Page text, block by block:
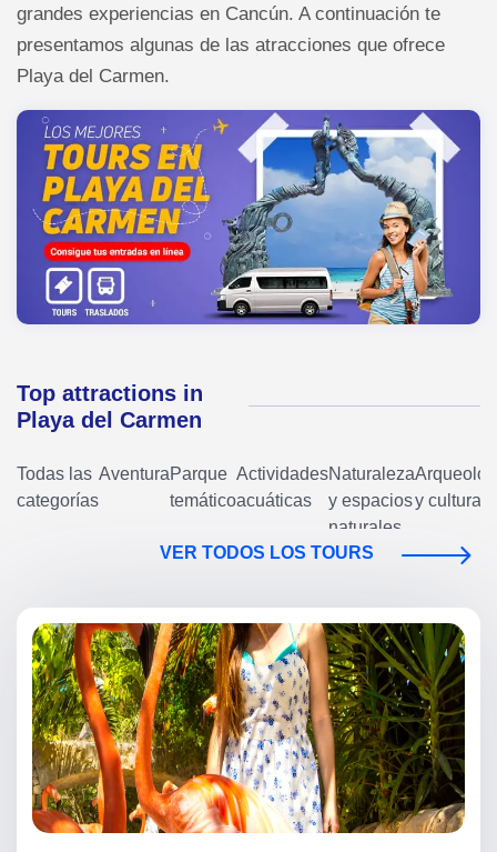
grandes experiencias en Cancún. A continuación te
presentamos algunas de las atracciones que ofrece
Playa del Carmen.
Top attractions in
Playa del Carmen
Todas las
categorías
AventuraParque
temático
Actividades
acuáticas
Naturaleza
y espacios
naturales
y cultura
VER TODOS LOS TOURS